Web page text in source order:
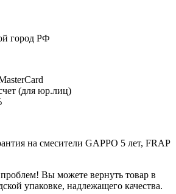
город РФ
(для юр.лиц)
на смесители GAPPO 5 лет, FRAP
Вы можете вернуть товар в
упаковке, надлежащего качества.